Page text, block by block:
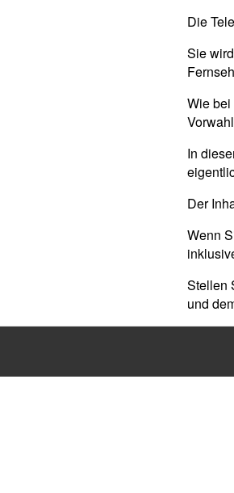
Die
Sie
Wie
In
Der
Wenn
Stellen
und